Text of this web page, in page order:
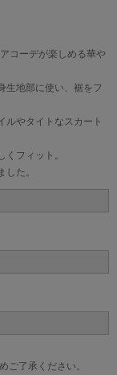
コーデが楽しめる華や
生地部に使い、裾をフ
ルやタイトなスカート
フィット。
た。
ご了承ください。